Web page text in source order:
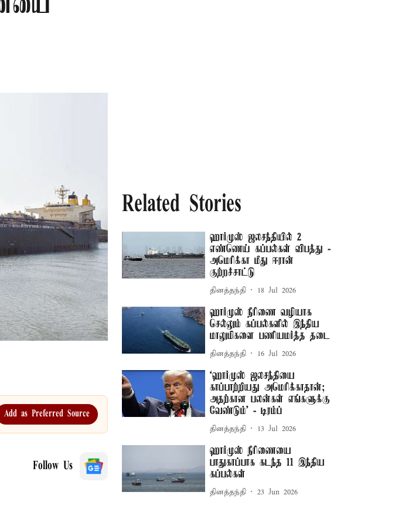
Add as Preferred Source
Follow Us
Related Stories
ஹார்முஸ் ஜலசந்தியில் 2
எண்ணெய் கப்பல்கள் விபத்து -
அமெரிக்கா மீது ஈரான்
குற்றச்சாட்டு
தினத்தந்தி 18 Jul 2026
ஹார்முஸ் நீரிணை வழியாக
செல்லும் கப்பல்களில் இந்திய
மாலுமிகளை பணியமர்த்த தடை
தினத்தந்தி 16 Jul 2026
‘ஹார்முஸ் ஜலசந்தியை
காப்பாற்றியது அமெரிக்காதான்;
அதற்கான பலன்கள் எங்களுக்கு
வேண்டும்’ - டிரம்ப்
தினத்தந்தி 13 Jul 2026
ஹார்முஸ் நீரிணையை
பாதுகாப்பாக கடந்த 11 இந்திய
கப்பல்கள்
தினத்தந்தி 23 Jun 2026